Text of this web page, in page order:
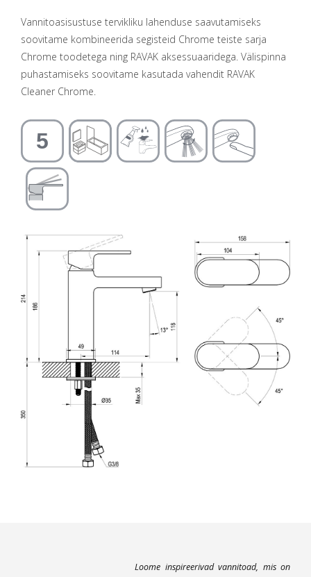
Vannitoasisustuse tervikliku lahenduse saavutamiseks
soovitame kombineerida segisteid Chrome teiste sarja
Chrome toodetega ning RAVAK aksessuaaridega. Välispinna
puhastamiseks soovitame kasutada vahendit RAVAK
Cleaner Chrome.
Loome inspireerivad vannitoad, mis on